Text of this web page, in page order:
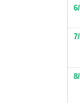
6
7
8